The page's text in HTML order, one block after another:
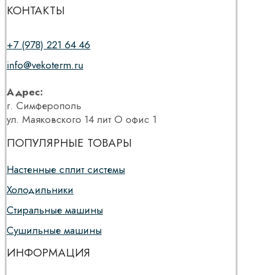
КОНТАКТЫ
+7 (978) 221 64 46
info@vekoterm.ru
Адрес:
г. Симферополь
ул. Маяковского 14 лит О офис 1
ПОПУЛЯРНЫЕ ТОВАРЫ
Настенные сплит системы
Холодильники
Стиральные машины
Сушильные машины
ИНФОРМАЦИЯ